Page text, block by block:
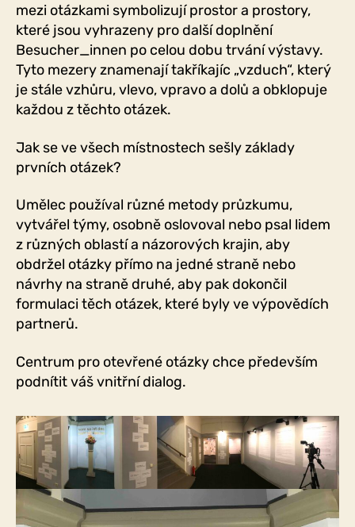
mezi otázkami symbolizují prostor a prostory,
které jsou vyhrazeny pro další doplnění
Besucher_innen po celou dobu trvání výstavy.
Tyto mezery znamenají takříkajíc „vzduch“, který
je stále vzhůru, vlevo, vpravo a dolů a obklopuje
každou z těchto otázek.
Jak se ve všech místnostech sešly základy
prvních otázek?
Umělec používal různé metody průzkumu,
vytvářel týmy, osobně oslovoval nebo psal lidem
z různých oblastí a názorových krajin, aby
obdržel otázky přímo na jedné straně nebo
návrhy na straně druhé, aby pak dokončil
formulaci těch otázek, které byly ve výpovědích
partnerů.
Centrum pro otevřené otázky chce především
podnítit váš vnitřní dialog.